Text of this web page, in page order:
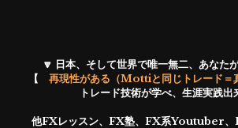
🔽 日本、そして世界で唯一無二、あなた
【 再現性がある（Mottiと同じトレード＝
トレード技術が学べ、生涯実践出
他FXレッスン、FX塾、FX系Youtuber、